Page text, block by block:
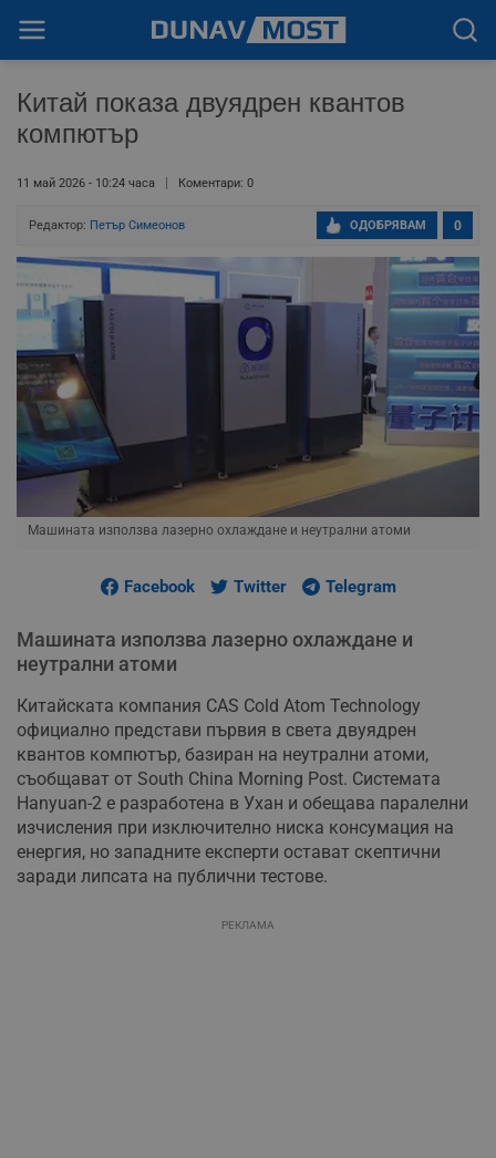
Китай показа двуядрен квантов
компютър
11 май 2026 - 10:24 часа Коментари: 0
Редактор: Петър Симеонов 0
ОДОБРЯВАМ
Машината използва лазерно охлаждане и неутрални атоми
Facebook Twitter Telegram
Машината използва лазерно охлаждане и
неутрални атоми
Китайската компания CAS Cold Atom Technology
официално представи първия в света двуядрен
квантов компютър, базиран на неутрални атоми,
съобщават от South China Morning Post. Системата
Hanyuan-2 е разработена в Ухан и обещава паралелни
изчисления при изключително ниска консумация на
енергия, но западните експерти остават скептични
заради липсата на публични тестове.
РЕКЛАМА